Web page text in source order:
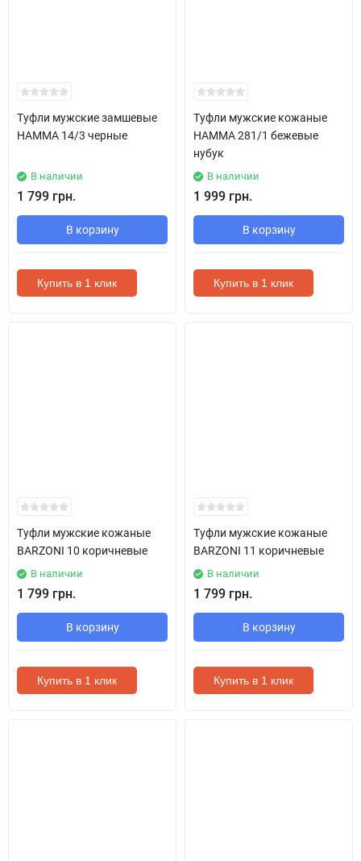
Туфли мужские замшевые
HAMMA 14/3 черные
В наличии
1 799 грн.
В корзину
Купить в 1 клик
Туфли мужские кожаные
HAMMA 281/1 бежевые
нубук
В наличии
1 999 грн.
В корзину
Купить в 1 клик
Туфли мужские кожаные
BARZONI 10 коричневые
В наличии
1 799 грн.
В корзину
Купить в 1 клик
Туфли мужские кожаные
BARZONI 11 коричневые
В наличии
1 799 грн.
В корзину
Купить в 1 клик